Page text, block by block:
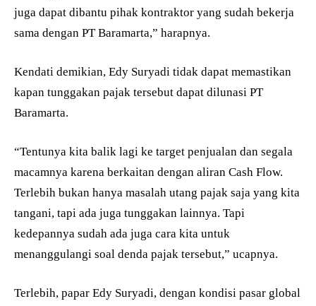
juga dapat dibantu pihak kontraktor yang sudah bekerja
sama dengan PT Baramarta,” harapnya.
Kendati demikian, Edy Suryadi tidak dapat memastikan
kapan tunggakan pajak tersebut dapat dilunasi PT
Baramarta.
“Tentunya kita balik lagi ke target penjualan dan segala
macamnya karena berkaitan dengan aliran Cash Flow.
Terlebih bukan hanya masalah utang pajak saja yang kita
tangani, tapi ada juga tunggakan lainnya. Tapi
kedepannya sudah ada juga cara kita untuk
menanggulangi soal denda pajak tersebut,” ucapnya.
Terlebih, papar Edy Suryadi, dengan kondisi pasar global